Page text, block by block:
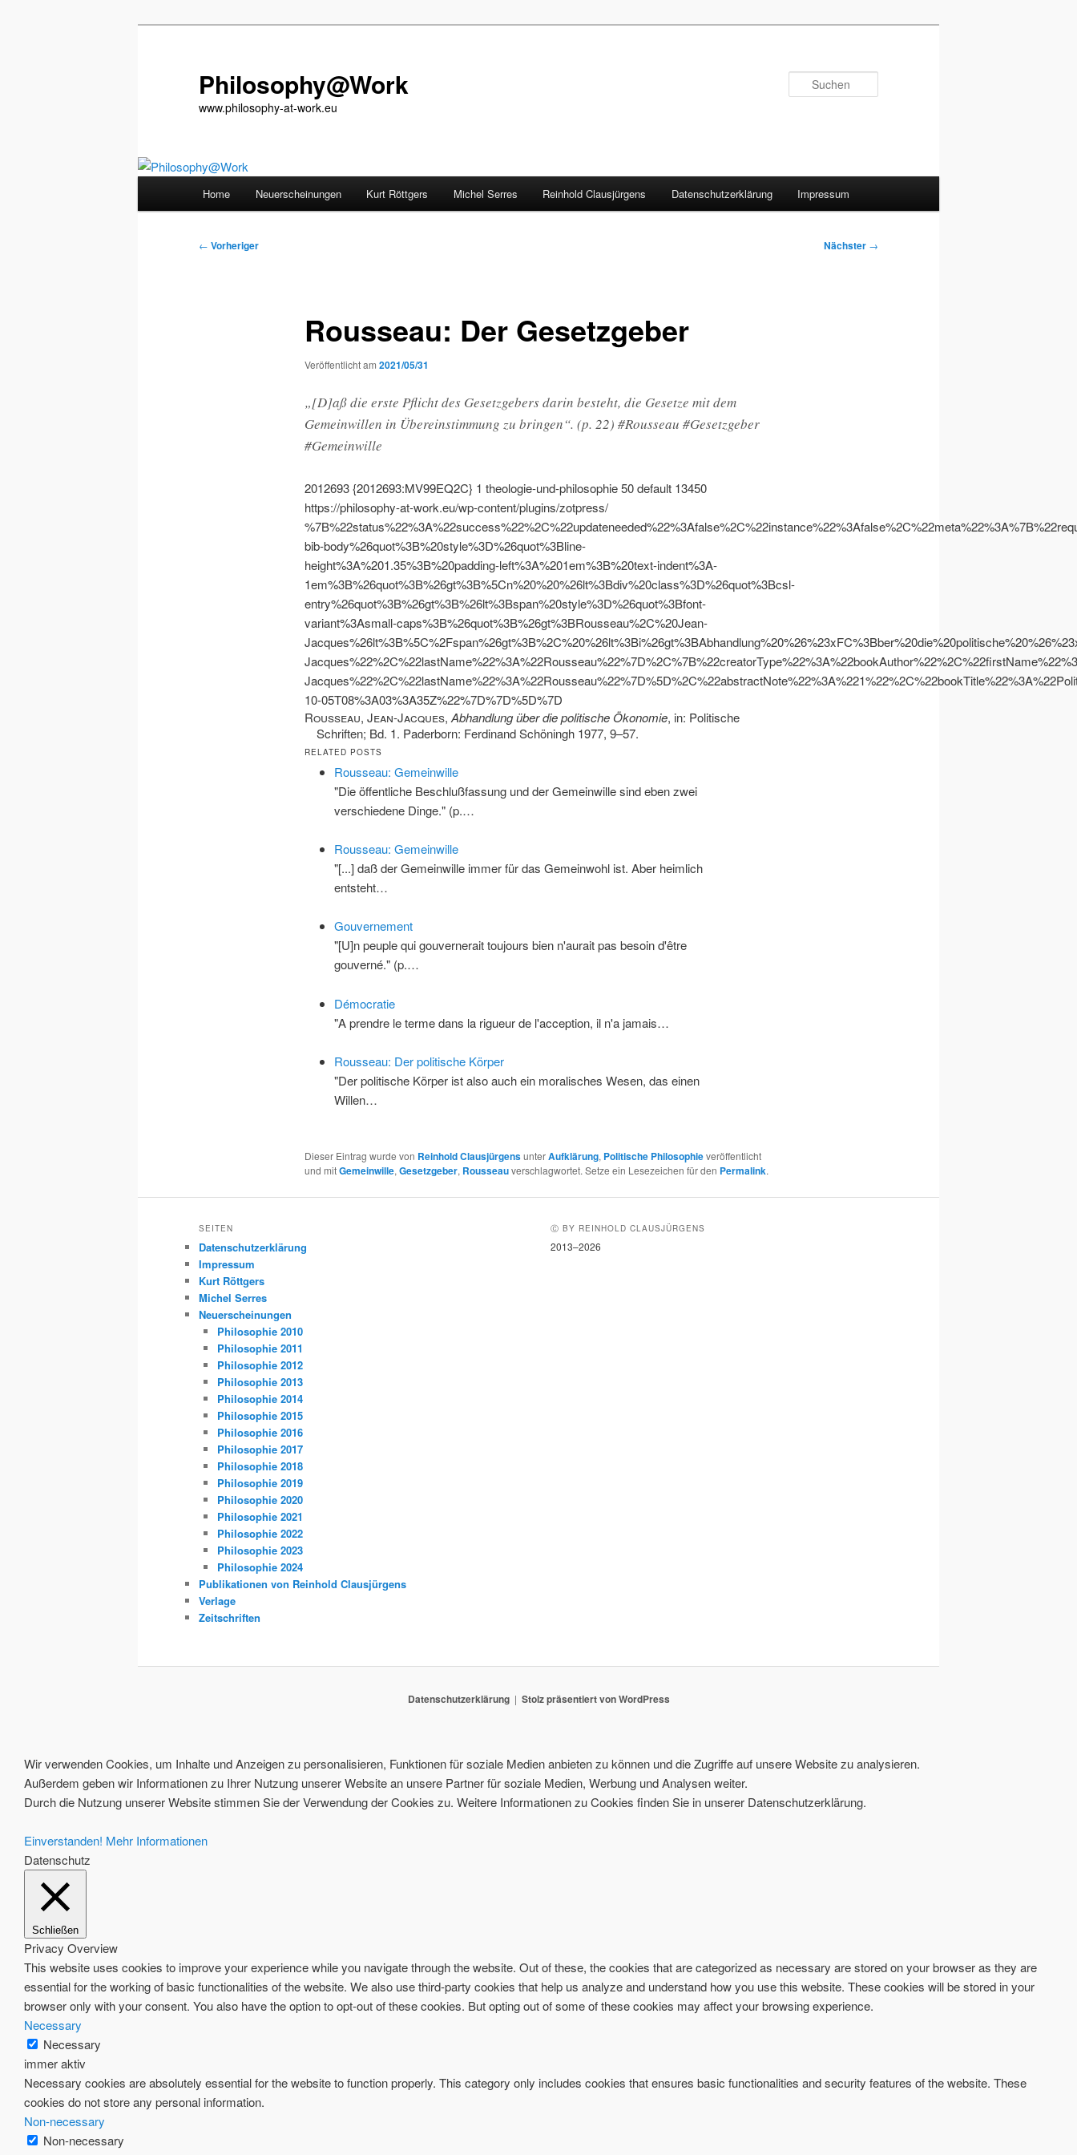
Philosophy@Work
www.philosophy-at-work.eu
Home Neuerscheinungen Kurt Röttgers Michel Serres Reinhold Clausjürgens Datenschutzerklärung Impressum
Beitragsnavigation
← Vorheriger Nächster →
Rousseau: Der Gesetzgeber
Veröffentlicht am 2021/05/31
„[D]aß die erste Pflicht des Gesetzgebers darin besteht, die Gesetze mit dem
Gemeinwillen in Übereinstimmung zu bringen“. (p. 22) #Rousseau #Gesetzgeber
#Gemeinwille
2012693{2012693:MV99EQ2C} 1 theologie-und-philosophie50default 13450
https://philosophy-at-work.eu/wp-content/plugins/zotpress/
bib-body%26quot%3B%20style%3D%26quot%3Bline-
height%3A%201.35%3B%20padding-left%3A%201em%3B%20text-indent%3A-
1em%3B%26quot%3B%26gt%3B%5Cn%20%20%26lt%3Bdiv%20class%3D%26quot%3Bcsl-
entry%26quot%3B%26gt%3B%26lt%3Bspan%20style%3D%26quot%3Bfont-
variant%3Asmall-caps%3B%26quot%3B%26gt%3BRousseau%2C%20Jean-
10-05T08%3A03%3A35Z%22%7D%7D%5D%7D
Rousseau, Jean-Jacques, Abhandlung über die politische Ökonomie, in: Politische
Schriften; Bd. 1. Paderborn: Ferdinand Schöningh 1977, 9–57.
RELATED POSTS
Rousseau: Gemeinwille
"Die öffentliche Beschlußfassung und der Gemeinwille sind eben zwei
verschiedene Dinge." (p.…
Rousseau: Gemeinwille
"[...] daß der Gemeinwille immer für das Gemeinwohl ist. Aber heimlich
entsteht…
Gouvernement
"[U]n peuple qui gouvernerait toujours bien n'aurait pas besoin d'être
gouverné." (p.…
Démocratie
"A prendre le terme dans la rigueur de l'acception, il n'a jamais…
Rousseau: Der politische Körper
"Der politische Körper ist also auch ein moralisches Wesen, das einen
Willen…
Dieser Eintrag wurde von Reinhold ClausjürgensunterAufklärung, Politische Philosophieveröffentlicht
und mitGemeinwille, Gesetzgeber, Rousseauverschlagwortet. Setze ein Lesezeichen für den Permalink.
SEITEN
Datenschutzerklärung
Impressum
Kurt Röttgers
Michel Serres
Neuerscheinungen
Philosophie 2010
Philosophie 2011
Philosophie 2012
Philosophie 2013
Philosophie 2014
Philosophie 2015
Philosophie 2016
Philosophie 2017
Philosophie 2018
Philosophie 2019
Philosophie 2020
Philosophie 2021
Philosophie 2022
Philosophie 2023
Philosophie 2024
Publikationen von Reinhold Clausjürgens
Verlage
Zeitschriften
Ⓒ BY REINHOLD CLAUSJÜRGENS
2013–2026
Datenschutzerklärung Stolz präsentiert von WordPress
Wir verwenden Cookies, um Inhalte und Anzeigen zu personalisieren, Funktionen für soziale Medien anbieten zu können und die Zugriffe auf unsere Website zu analysieren.
Außerdem geben wir Informationen zu Ihrer Nutzung unserer Website an unsere Partner für soziale Medien, Werbung und Analysen weiter.
Durch die Nutzung unserer Website stimmen Sie der Verwendung der Cookies zu. Weitere Informationen zu Cookies finden Sie in unserer Datenschutzerklärung.
Einverstanden! Mehr Informationen
Datenschutz
Schließen
Privacy Overview
This website uses cookies to improve your experience while you navigate through the website. Out of these, the cookies that are categorized as necessary are stored on your browser as they are
essential for the working of basic functionalities of the website. We also use third-party cookies that help us analyze and understand how you use this website. These cookies will be stored in your
browser only with your consent. You also have the option to opt-out of these cookies. But opting out of some of these cookies may affect your browsing experience.
Necessary
Necessary
immer aktiv
Necessary cookies are absolutely essential for the website to function properly. This category only includes cookies that ensures basic functionalities and security features of the website. These
cookies do not store any personal information.
Non-necessary
Non-necessary